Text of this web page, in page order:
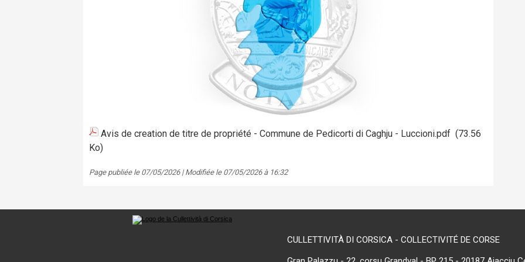
Avis de creation de titre de propriété - Commune de Pedicorti di Caghju - Luccioni.pdf (73.56
Ko)
Page publiée le 07/05/2026 | Modifiée le 07/05/2026 à 16:32
CULLETTIVITÀ DI CORSICA - COLLECTIVITÉ DE CORSE